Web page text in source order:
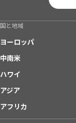
国と地域
ヨーロッパ
中南米
ハワイ
アジア
アフリカ